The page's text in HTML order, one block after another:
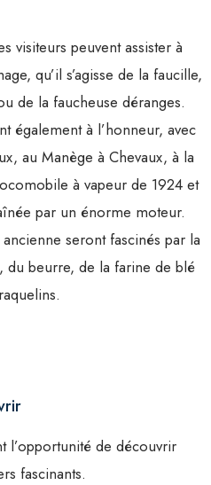
visiteurs peuvent assister à
qu’il s’agisse de la faucille,
de la faucheuse déranges.
également à l’honneur, avec
au Manège à Chevaux, à la
à vapeur de 1924 et
par un énorme moteur.
seront fascinés par la
du beurre, de la farine de blé
l’opportunité de découvrir
fascinants.